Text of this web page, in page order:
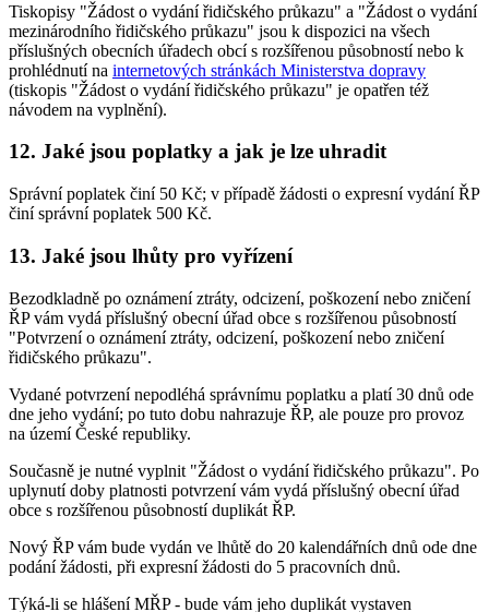
Tiskopisy "Žádost o vydání řidičského průkazu" a "Žádost o vydání
mezinárodního řidičského průkazu" jsou k dispozici na všech
příslušných obecních úřadech obcí s rozšířenou působností nebo k
prohlédnutí na internetových stránkách Ministerstva dopravy
(tiskopis "Žádost o vydání řidičského průkazu" je opatřen též
návodem na vyplnění).
12. Jaké jsou poplatky a jak je lze uhradit
Správní poplatek činí 50 Kč; v případě žádosti o expresní vydání ŘP
činí správní poplatek 500 Kč.
13. Jaké jsou lhůty pro vyřízení
Bezodkladně po oznámení ztráty, odcizení, poškození nebo zničení
ŘP vám vydá příslušný obecní úřad obce s rozšířenou působností
"Potvrzení o oznámení ztráty, odcizení, poškození nebo zničení
řidičského průkazu".
Vydané potvrzení nepodléhá správnímu poplatku a platí 30 dnů ode
dne jeho vydání; po tuto dobu nahrazuje ŘP, ale pouze pro provoz
na území České republiky.
Současně je nutné vyplnit "Žádost o vydání řidičského průkazu". Po
uplynutí doby platnosti potvrzení vám vydá příslušný obecní úřad
obce s rozšířenou působností duplikát ŘP.
Nový ŘP vám bude vydán ve lhůtě do 20 kalendářních dnů ode dne
podání žádosti, při expresní žádosti do 5 pracovních dnů.
Týká-li se hlášení MŘP - bude vám jeho duplikát vystaven